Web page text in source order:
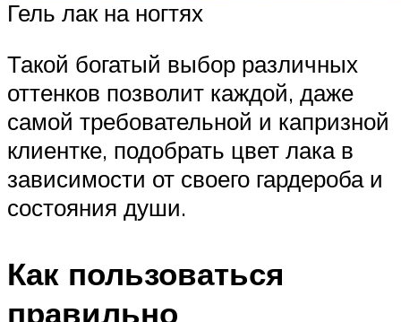
Гель лак на ногтях
Такой богатый выбор различных
оттенков позволит каждой, даже
самой требовательной и капризной
клиентке, подобрать цвет лака в
зависимости от своего гардероба и
состояния души.
Как пользоваться
правильно